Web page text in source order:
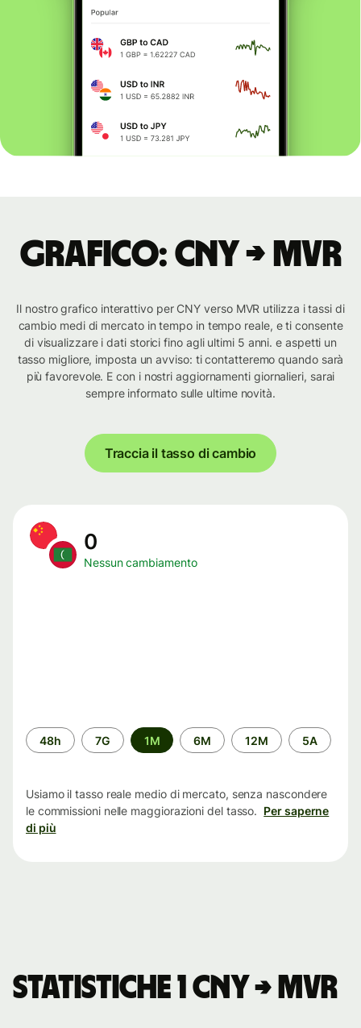
Grafico: CNY → MVR
Il nostro grafico interattivo per CNY verso MVR utilizza i tassi di
cambio medi di mercato in tempo in tempo reale, e ti consente
di visualizzare i dati storici fino agli ultimi 5 anni. e aspetti un
tasso migliore, imposta un avviso: ti contatteremo quando sarà
più favorevole. E con i nostri aggiornamenti giornalieri, sarai
sempre informato sulle ultime novità.
Traccia il tasso di cambio
0
Nessun cambiamento
Periodo
di
48h 7G 1M 6M 12M 5A
Usiamo il tasso reale medio di mercato, senza nascondere
le commissioni nelle maggiorazioni del tasso. Per saperne
di più
Statistiche 1 CNY → MVR